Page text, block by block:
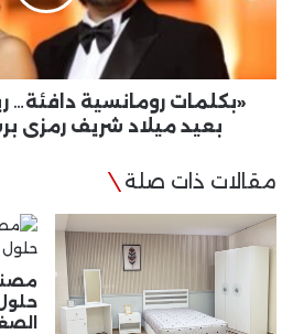
تحتفل
شريف
رمزي
»
«بكلمات رومانسية دافئة…
بعيد ميلاد شريف رمزي
مقالات ذات صلة